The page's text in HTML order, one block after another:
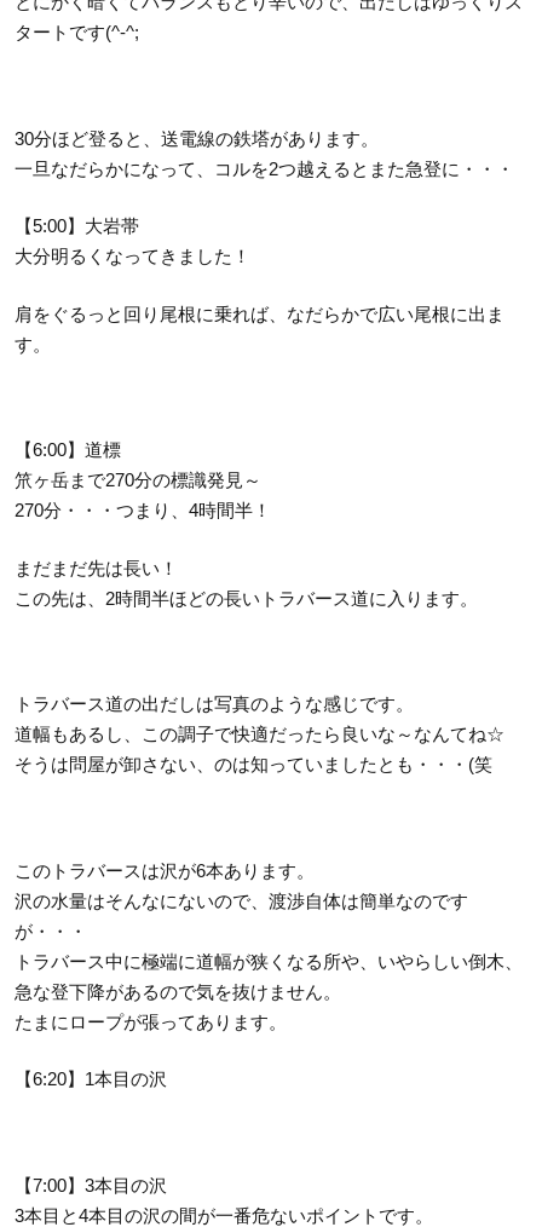
タートです(^-^;
30分ほど登ると、送電線の鉄塔があります。
一旦なだらかになって、コルを2つ越えるとまた急登に・・・
【5:00】大岩帯
大分明るくなってきました！
肩をぐるっと回り尾根に乗れば、なだらかで広い尾根に出ま
す。
【6:00】道標
笊ヶ岳まで270分の標識発見～
270分・・・つまり、4時間半！
まだまだ先は長い！
この先は、2時間半ほどの長いトラバース道に入ります。
トラバース道の出だしは写真のような感じです。
道幅もあるし、この調子で快適だったら良いな～なんてね☆
そうは問屋が卸さない、のは知っていましたとも・・・(笑
このトラバースは沢が6本あります。
沢の水量はそんなにないので、渡渉自体は簡単なのです
が・・・
トラバース中に極端に道幅が狭くなる所や、いやらしい倒木、
急な登下降があるので気を抜けません。
たまにロープが張ってあります。
【6:20】1本目の沢
【7:00】3本目の沢
3本目と4本目の沢の間が一番危ないポイントです。